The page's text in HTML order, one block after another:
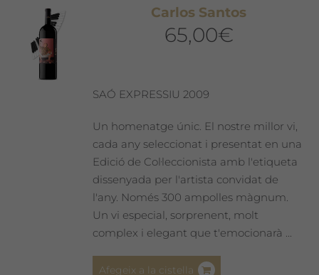
Carlos Santos
65,00€
SAÓ EXPRESSIU 2009
Un homenatge únic. El nostre millor vi,
cada any seleccionat i presentat en una
Edició de Col·leccionista amb l'etiqueta
dissenyada per l'artista convidat de
l'any. Només 300 ampolles màgnum.
Un vi especial, sorprenent, molt
complex i elegant que t'emocionarà ...
Afegeix a la cistella